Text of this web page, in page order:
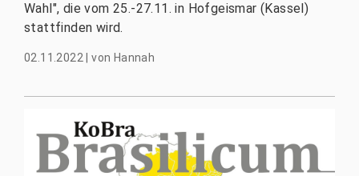
Wahl", die vom 25.-27.11. in Hofgeismar (Kassel)
stattfinden wird.
02.11.2022 |von Hannah